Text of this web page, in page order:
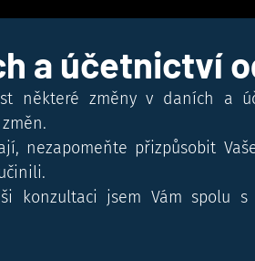
a účetnictví
některé změny v daních a
nezapomeňte přizpůsobit
konzultaci jsem Vám spolu s